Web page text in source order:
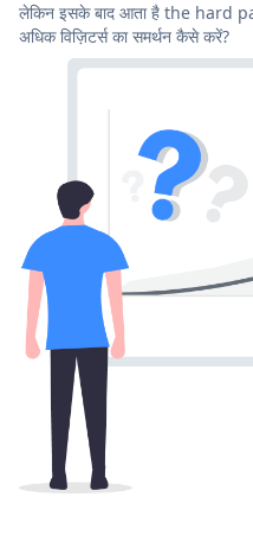
लेकिन इसके बाद आता है the hard
अधिक विज़िटर्स का समर्थन कैसे करें?